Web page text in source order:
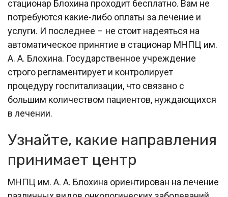
стационар Блохина проходит бесплатно. Вам не
потребуются какие-либо оплаты за лечение и
услуги. И последнее – не стоит надеяться на
автоматическое принятие в стационар МНПЦ им.
А. А. Блохина. Государственное учреждение
строго регламентирует и контролирует
процедуру госпитализации, что связано с
большим количеством пациентов, нуждающихся
в лечении.
Узнайте, какие направления
принимает центр
МНПЦ им. А. А. Блохина ориентирован на лечение